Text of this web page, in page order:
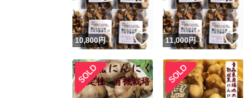
10,800円 いいね！
11,000円